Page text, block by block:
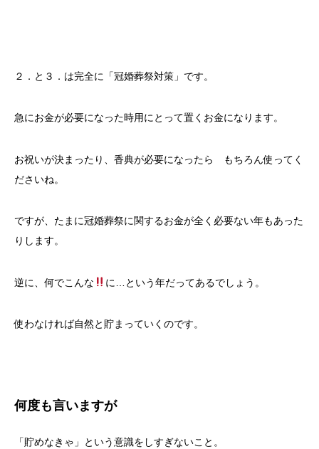
２．と３．は完全に「冠婚葬祭対策」です。
急にお金が必要になった時用にとって置くお金になります。
お祝いが決まったり、香典が必要になったら もちろん使ってく
ださいね。
ですが、たまに冠婚葬祭に関するお金が全く必要ない年もあった
りします。
逆に、何でこんな に…という年だってあるでしょう。
使わなければ自然と貯まっていくのです。
何度も言いますが
「貯めなきゃ」という意識をしすぎないこと。